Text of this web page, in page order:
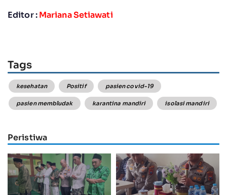
Editor :Mariana Setiawati
Tags
kesehatan Positif pasien covid-19
pasien membludak karantina mandiri isolasi mandiri
Peristiwa